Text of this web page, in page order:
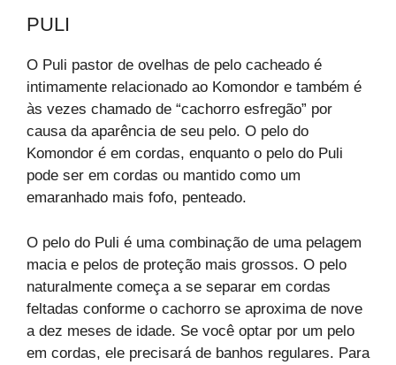
PULI
O Puli pastor de ovelhas de pelo cacheado é
intimamente relacionado ao Komondor e também é
às vezes chamado de “cachorro esfregão” por
causa da aparência de seu pelo. O pelo do
Komondor é em cordas, enquanto o pelo do Puli
pode ser em cordas ou mantido como um
emaranhado mais fofo, penteado.
O pelo do Puli é uma combinação de uma pelagem
macia e pelos de proteção mais grossos. O pelo
naturalmente começa a se separar em cordas
feltadas conforme o cachorro se aproxima de nove
a dez meses de idade. Se você optar por um pelo
em cordas, ele precisará de banhos regulares. Para